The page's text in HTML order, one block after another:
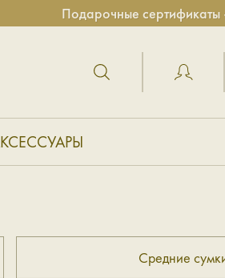
Подарочные сертификаты
Средние